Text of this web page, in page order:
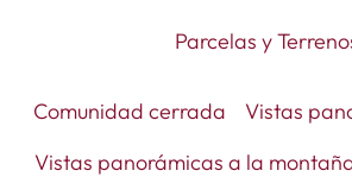
Parcelas y
Comunidad cerrada
Vistas
Vistas panorámicas a la